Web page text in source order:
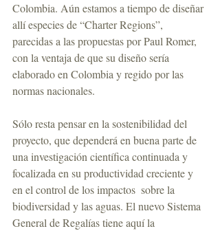
Colombia. Aún estamos a tiempo de diseñar
allí especies de “Charter Regions”,
parecidas a las propuestas por Paul Romer,
con la ventaja de que su diseño sería
elaborado en Colombia y regido por las
normas nacionales.
Sólo resta pensar en la sostenibilidad del
proyecto, que dependerá en buena parte de
una investigación científica continuada y
focalizada en su productividad creciente y
en el control de los impactos  sobre la
biodiversidad y las aguas. El nuevo Sistema
General de Regalías tiene aquí la